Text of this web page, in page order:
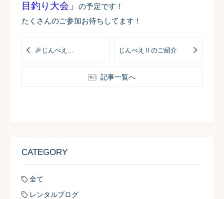
目釣り大会」
の予定です！
たくさんのご参加お待ちしてます！
🎉じんべえ... じんべえⅡのご紹介
記事一覧へ
CATEGORY
全て
レンタルブログ